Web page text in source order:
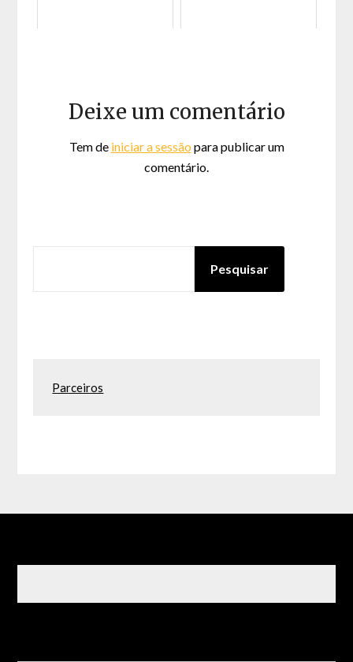
Deixe um comentário
Tem de iniciar a sessão para publicar um
comentário.
Pesquisar
Parceiros